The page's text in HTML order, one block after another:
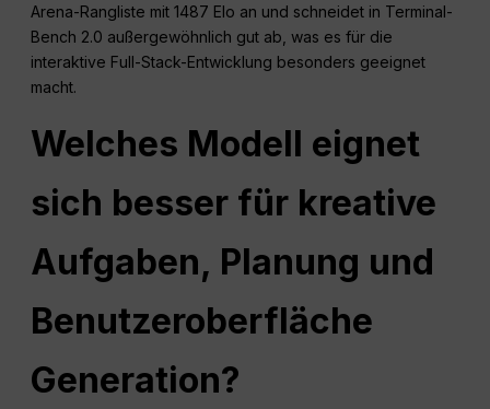
Arena-Rangliste mit 1487 Elo an und schneidet in Terminal-
Bench 2.0 außergewöhnlich gut ab, was es für die
interaktive Full-Stack-Entwicklung besonders geeignet
macht.
Welches Modell eignet
sich besser für kreative
Aufgaben, Planung und
Benutzeroberfläche
Generation?